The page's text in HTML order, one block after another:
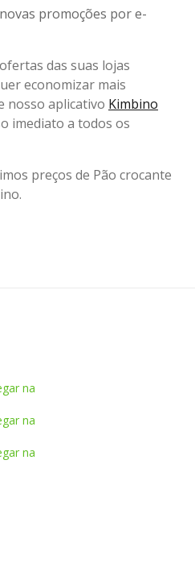
promoções por e-
das suas lojas
economizar mais
nosso aplicativo Kimbino
imediato a todos os
preços de Pão crocante
na
na
na